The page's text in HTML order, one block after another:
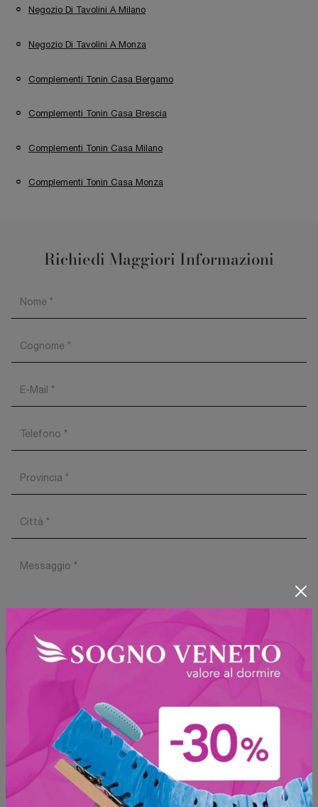
Negozio Di Tavolini A Milano
Negozio Di Tavolini A Monza
Complementi Tonin Casa Bergamo
Complementi Tonin Casa Brescia
Complementi Tonin Casa Milano
Complementi Tonin Casa Monza
Sfoglia i cataloghi
Richiedi Maggiori Informazioni
Ho preso visione della Privacy Policy
Invia